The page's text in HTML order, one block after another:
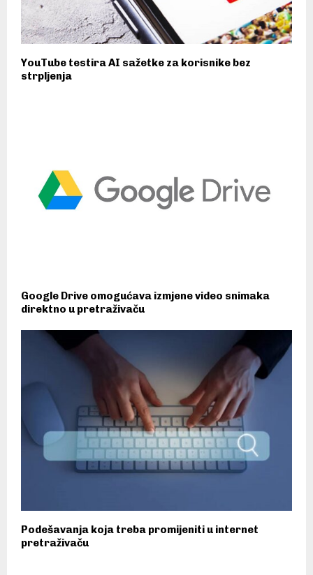
YouTube testira AI sažetke za korisnike bez
strpljenja
Google Drive omogućava izmjene video snimaka
direktno u pretraživaču
Podešavanja koja treba promijeniti u internet
pretraživaču